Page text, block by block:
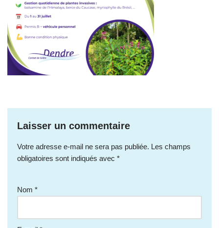
Laisser un commentaire
Votre adresse e-mail ne sera pas publiée. Les champs
obligatoires sont indiqués avec *
Nom *